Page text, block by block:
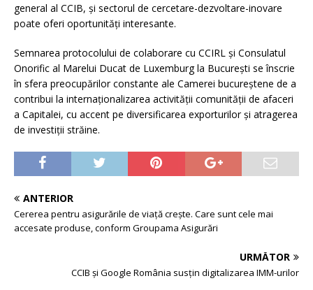
general al CCIB, și sectorul de cercetare-dezvoltare-inovare
poate oferi oportunități interesante.
Semnarea protocolului de colaborare cu CCIRL și Consulatul
Onorific al Marelui Ducat de Luxemburg la Bucureşti se înscrie
în sfera preocupărilor constante ale Camerei bucureştene de a
contribui la internaționalizarea activității comunității de afaceri
a Capitalei, cu accent pe diversificarea exporturilor și atragerea
de investiții străine.
ANTERIOR
Cererea pentru asigurările de viață crește. Care sunt cele mai
accesate produse, conform Groupama Asigurări
URMĂTOR
CCIB şi Google România susţin digitalizarea IMM-urilor